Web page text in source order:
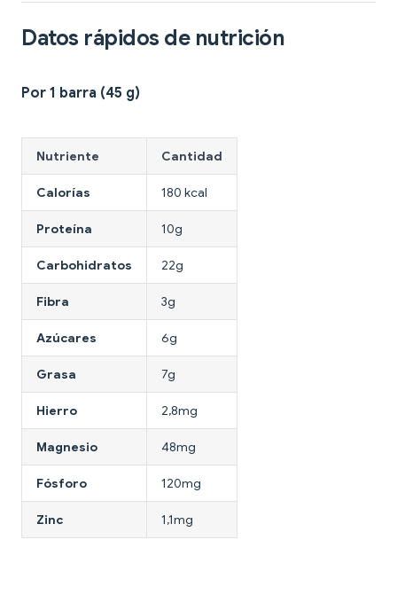
Datos rápidos de nutrición
Por 1 barra (45 g)
Nutriente Cantidad
Calorías 180 kcal
Proteína 10g
Carbohidratos 22g
Fibra 3g
Azúcares 6g
Grasa 7g
Hierro 2,8mg
Magnesio 48mg
Fósforo 120mg
Zinc 1,1mg